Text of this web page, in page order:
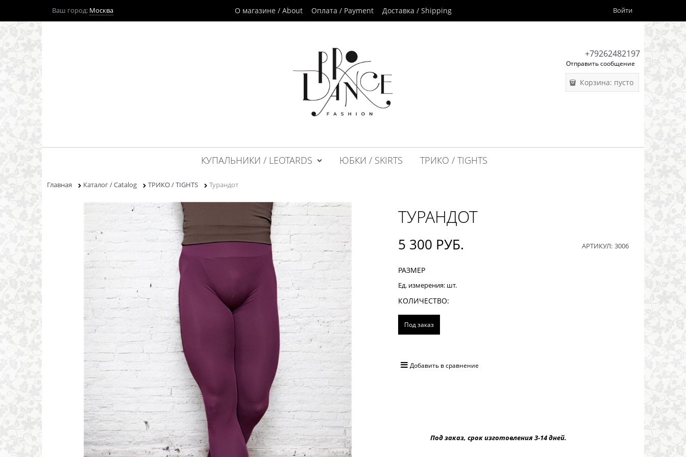
Ваш город: Москва О магазине / About Оплата / Payment Доставка / Shipping Войти
+79262482197
Отправить сообщение
Корзина: пусто
КУПАЛЬНИКИ / LEOTARDS ЮБКИ / SKIRTS ТРИКО / TIGHTS
Главная Каталог / Catalog ТРИКО / TIGHTS Турандот
ТУРАНДОТ
5 300 РУБ. АРТИКУЛ: 3006
РАЗМЕР
Ед. измерения: шт.
КОЛИЧЕСТВО:
Под заказ
Добавить в сравнение
Под заказ, срок изготовления 3-14 дней.